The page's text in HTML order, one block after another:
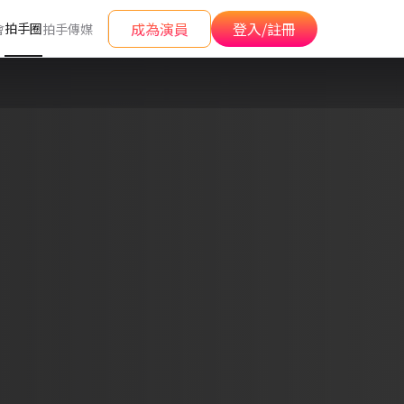
拍手圈拍手傳媒 成為演員 登入/註冊